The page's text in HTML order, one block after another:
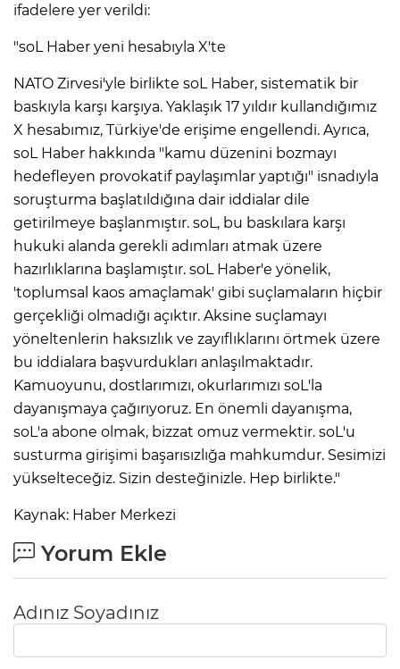
ifadelere yer verildi:
"soL Haber yeni hesabıyla X'te
NATO Zirvesi'yle birlikte soL Haber, sistematik bir
baskıyla karşı karşıya. Yaklaşık 17 yıldır kullandığımız
X hesabımız, Türkiye'de erişime engellendi. Ayrıca,
soL Haber hakkında "kamu düzenini bozmayı
hedefleyen provokatif paylaşımlar yaptığı" isnadıyla
soruşturma başlatıldığına dair iddialar dile
getirilmeye başlanmıştır. soL, bu baskılara karşı
hukuki alanda gerekli adımları atmak üzere
hazırlıklarına başlamıştır. soL Haber'e yönelik,
'toplumsal kaos amaçlamak' gibi suçlamaların hiçbir
gerçekliği olmadığı açıktır. Aksine suçlamayı
yöneltenlerin haksızlık ve zayıflıklarını örtmek üzere
bu iddialara başvurdukları anlaşılmaktadır.
Kamuoyunu, dostlarımızı, okurlarımızı soL'la
dayanışmaya çağırıyoruz. En önemli dayanışma,
soL'a abone olmak, bizzat omuz vermektir. soL'u
susturma girişimi başarısızlığa mahkumdur. Sesimizi
yükselteceğiz. Sizin desteğinizle. Hep birlikte."
Kaynak: Haber Merkezi
Yorum Ekle
Adınız Soyadınız